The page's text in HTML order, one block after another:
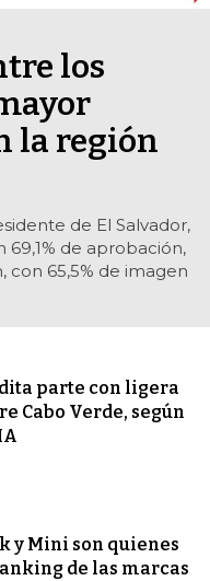
los
la región
de El Salvador,
de aprobación,
con 65,5% de imagen
parte con ligera
Cabo Verde, según
y Mini son quienes
de las marcas